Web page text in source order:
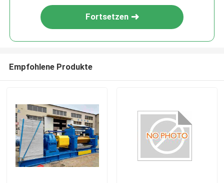
Fortsetzen
Empfohlene Produkte